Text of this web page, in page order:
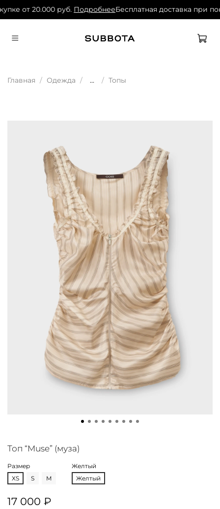
от 20.000 руб.ПодробнееБесплатная доставка при
Главная Одежда ... Топы
Топ “Muse” (муза)
Размер
XS
S M
Желтый
Желтый
17 000 ₽